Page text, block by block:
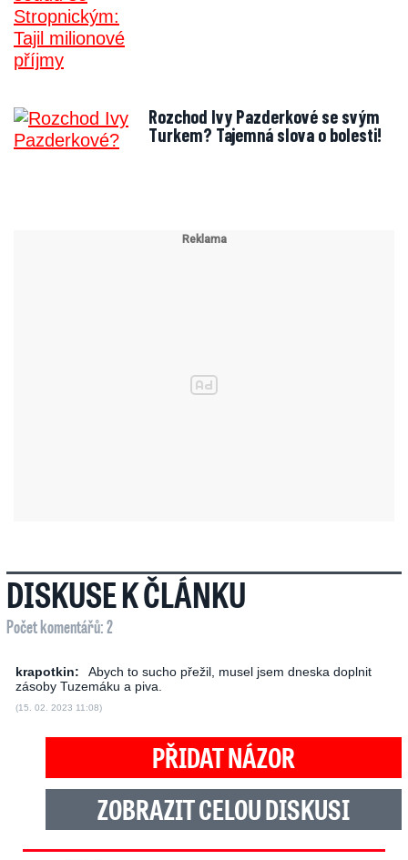
Rozchod Ivy Pazderkové se svým
Turkem? Tajemná slova o bolesti!
DISKUSE K ČLÁNKU
Počet komentářů: 2
krapotkin:
Abych to sucho přežil, musel jsem dneska doplnit
zásoby Tuzemáku a piva.
(15. 02. 2023 11:08)
PŘIDAT NÁZOR
ZOBRAZIT CELOU DISKUSI